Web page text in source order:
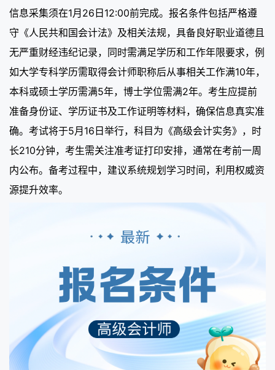
信息采集须在1月26日12:00前完成。报名条件包括严格遵
守《人民共和国会计法》及相关法规，具备良好职业道德且
无严重财经违纪记录，同时需满足学历和工作年限要求，例
如大学专科学历需取得会计师职称后从事相关工作满10年，
本科或硕士学历需满5年，博士学位需满2年。考生应提前
准备身份证、学历证书及工作证明等材料，确保信息真实准
确。考试将于5月16日举行，科目为《高级会计实务》，时
长210分钟，考生需关注准考证打印安排，通常在考前一周
内公布。备考过程中，建议系统规划学习时间，利用权威资
源提升效率。